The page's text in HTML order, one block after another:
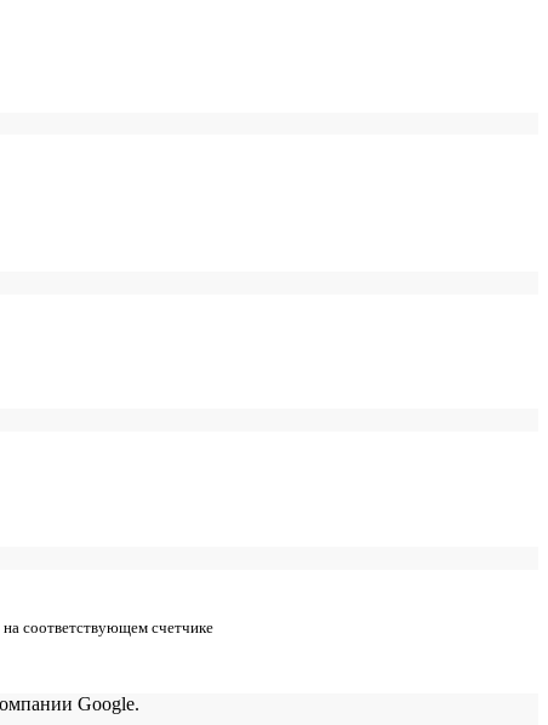
соответствующем счетчике
Google.